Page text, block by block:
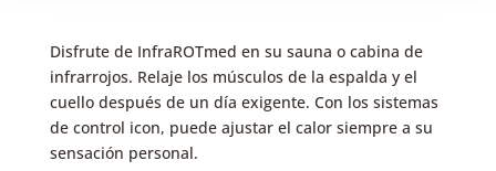
Disfrute de InfraROTmed en su sauna o cabina de
infrarrojos. Relaje los músculos de la espalda y el
cuello después de un día exigente. Con los sistemas
de control icon, puede ajustar el calor siempre a su
sensación personal.